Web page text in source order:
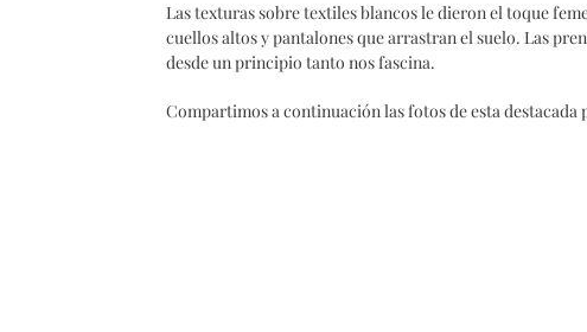
Las texturas sobre textiles blancos le dieron el toque
cuellos altos y pantalones que arrastran el suelo. Las
desde un principio tanto nos fascina.
Compartimos a continuación las fotos de esta destacada